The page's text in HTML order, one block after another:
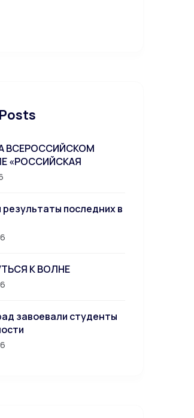
ВСЕРОССИЙСКОМ
«РОССИЙСКАЯ
результаты последних в
К ВОЛНЕ
завоевали студенты